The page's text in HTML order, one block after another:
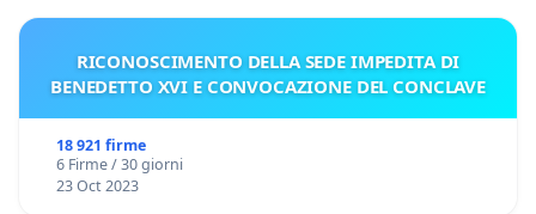
RICONOSCIMENTO DELLA SEDE IMPEDITA DI
BENEDETTO XVI E CONVOCAZIONE DEL CONCLAVE
18 921 firme
6 Firme / 30 giorni
23 Oct 2023